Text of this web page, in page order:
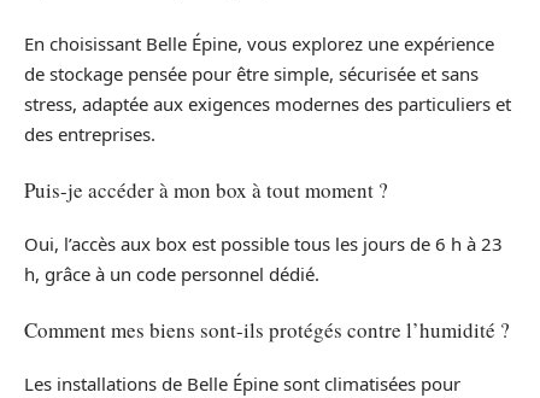
En choisissant Belle Épine, vous explorez une expérience
de stockage pensée pour être simple, sécurisée et sans
stress, adaptée aux exigences modernes des particuliers et
des entreprises.
Puis-je accéder à mon box à tout moment ?
Oui, l’accès aux box est possible tous les jours de 6 h à 23
h, grâce à un code personnel dédié.
Comment mes biens sont-ils protégés contre l’humidité ?
Les installations de Belle Épine sont climatisées pour